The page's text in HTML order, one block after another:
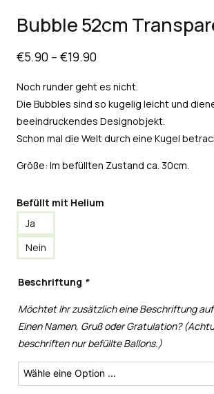
Bubble 52cm
€5.90 – €19.90
Noch runder geht es nicht.
Die Bubbles sind so kugelig leicht und
beeindruckendes Designobjekt.
Schon mal die Welt durch eine Kugel
Größe: Im befüllten Zustand ca. 30cm.
Befüllt mit Helium
Ja
Nein
Beschriftung *
Möchtet Ihr zusätzlich eine Beschriftung auf
Einen Namen, Gruß oder Gratulation?
beschriften nur befüllte Ballons.)